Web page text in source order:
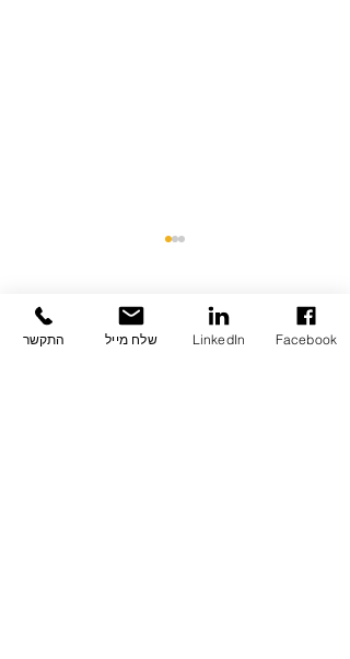
תגובות
התקשר שלח מייל LinkedIn Facebook